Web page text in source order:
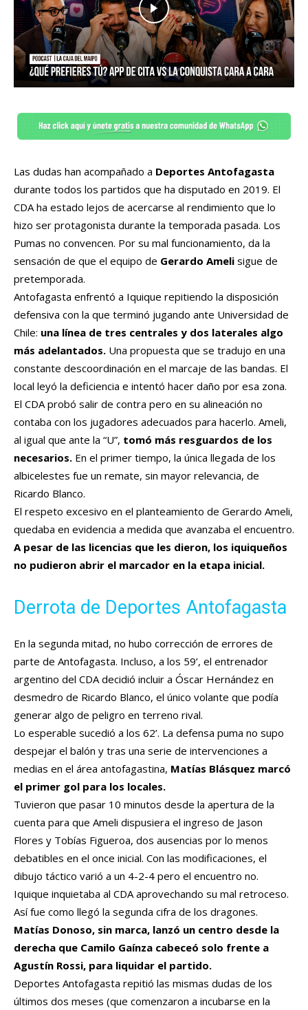
Las dudas han acompañado a Deportes Antofagasta
durante todos los partidos que ha disputado en 2019. El
CDA ha estado lejos de acercarse al rendimiento que lo
hizo ser protagonista durante la temporada pasada. Los
Pumas no convencen. Por su mal funcionamiento, da la
sensación de que el equipo de Gerardo Ameli sigue de
pretemporada.
Antofagasta enfrentó a Iquique repitiendo la disposición
defensiva con la que terminó jugando ante Universidad de
Chile: una línea de tres centrales y dos laterales algo
más adelantados. Una propuesta que se tradujo en una
constante descoordinación en el marcaje de las bandas. El
local leyó la deficiencia e intentó hacer daño por esa zona.
El CDA probó salir de contra pero en su alineación no
contaba con los jugadores adecuados para hacerlo. Ameli,
al igual que ante la “U”, tomó más resguardos de los
necesarios. En el primer tiempo, la única llegada de los
albicelestes fue un remate, sin mayor relevancia, de
Ricardo Blanco.
El respeto excesivo en el planteamiento de Gerardo Ameli,
quedaba en evidencia a medida que avanzaba el encuentro.
A pesar de las licencias que les dieron, los iquiqueños
no pudieron abrir el marcador en la etapa inicial.
Derrota de Deportes Antofagasta
En la segunda mitad, no hubo corrección de errores de
parte de Antofagasta. Incluso, a los 59’, el entrenador
argentino del CDA decidió incluir a Óscar Hernández en
desmedro de Ricardo Blanco, el único volante que podía
generar algo de peligro en terreno rival.
Lo esperable sucedió a los 62’. La defensa puma no supo
despejar el balón y tras una serie de intervenciones a
medias en el área antofagastina, Matías Blásquez marcó
el primer gol para los locales.
Tuvieron que pasar 10 minutos desde la apertura de la
cuenta para que Ameli dispusiera el ingreso de Jason
Flores y Tobías Figueroa, dos ausencias por lo menos
debatibles en el once inicial. Con las modificaciones, el
dibujo táctico varió a un 4-2-4 pero el encuentro no.
Iquique inquietaba al CDA aprovechando su mal retroceso.
Así fue como llegó la segunda cifra de los dragones.
Matías Donoso, sin marca, lanzó un centro desde la
derecha que Camilo Gaínza cabeceó solo frente a
Agustín Rossi, para liquidar el partido.
Deportes Antofagasta repitió las mismas dudas de los
últimos dos meses (que comenzaron a incubarse en la